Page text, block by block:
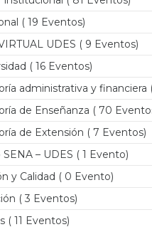
( 19 Eventos)
UDES ( 9 Eventos)
( 16 Eventos)
administrativa y financiera
de Enseñanza ( 70
de Extensión ( 7 Eventos)
– UDES ( 1 Evento)
y Calidad ( 0 Evento)
( 3 Eventos)
( 11 Eventos)